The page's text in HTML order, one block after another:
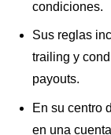
condiciones.
Sus reglas
trailing y
payouts.
En su centro
en una